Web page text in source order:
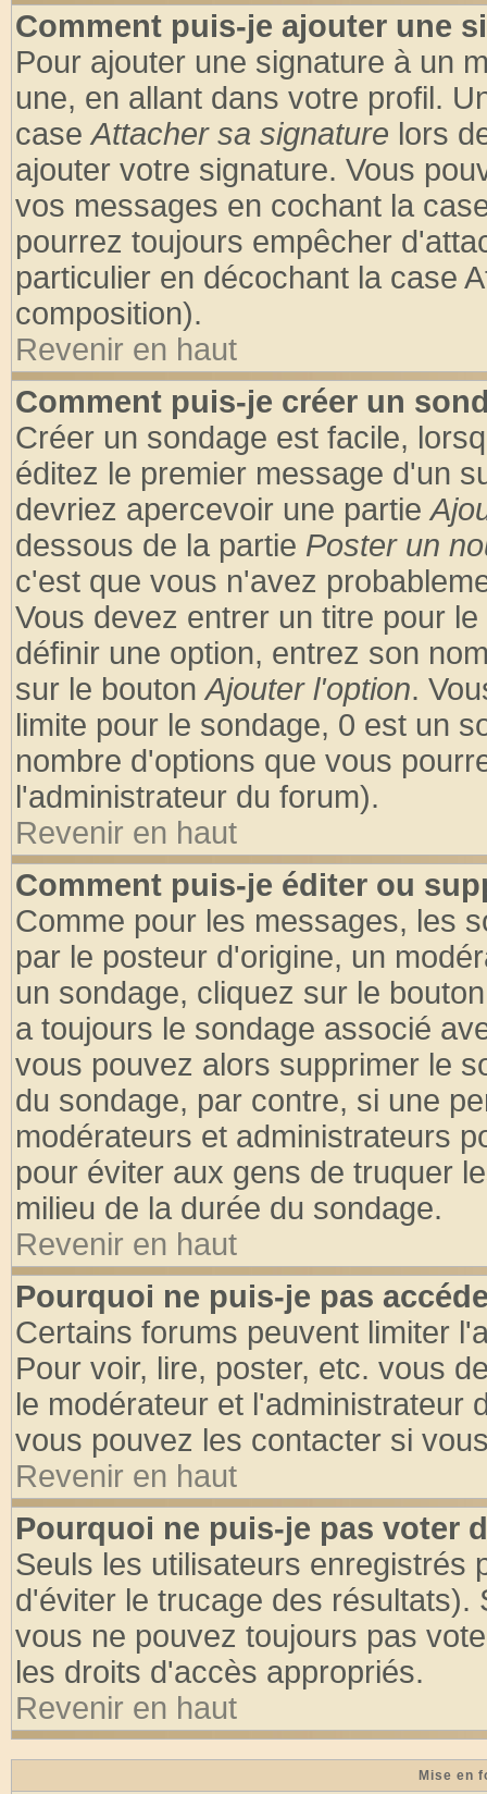
Comment puis-je ajouter une
Pour ajouter une signature à un
une, en allant dans votre profil.
caseAttacher sa signature lors
ajouter votre signature. Vous
vos messages en cochant la
pourrez toujours empêcher
particulier en décochant la case
composition).
Revenir en haut
Comment puis-je créer un
Créer un sondage est facile,
éditez le premier message d'un
devriez apercevoir une partie
dessous de la partie Poster un
c'est que vous n'avez
Vous devez entrer un titre pour
définir une option, entrez son
sur le boutonAjouter l'option.
limite pour le sondage, 0 est un
nombre d'options que vous
l'administrateur du forum).
Revenir en haut
Comment puis-je éditer ou
Comme pour les messages, les
par le posteur d'origine, un
un sondage, cliquez sur le
a toujours le sondage associé
vous pouvez alors supprimer le
du sondage, par contre, si une
modérateurs et administrateurs
pour éviter aux gens de truquer
milieu de la durée du sondage.
Revenir en haut
Pourquoi ne puis-je pas
Certains forums peuvent limiter
Pour voir, lire, poster, etc. vous
le modérateur et l'administrateur
vous pouvez les contacter si
Revenir en haut
Pourquoi ne puis-je pas voter
Seuls les utilisateurs enregistrés
d'éviter le trucage des
vous ne pouvez toujours pas
les droits d'accès appropriés.
Revenir en haut
Mise en